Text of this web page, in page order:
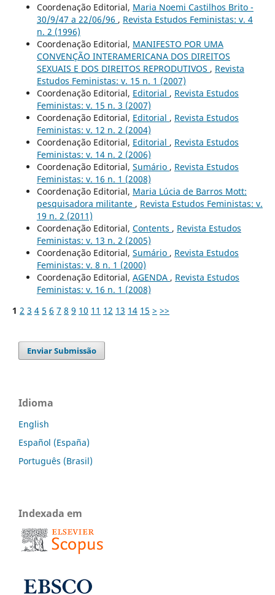
Coordenação Editorial, Maria Noemi Castilhos Brito -
30/9/47 a 22/06/96 , Revista Estudos Feministas: v. 4
n. 2 (1996)
Coordenação Editorial, MANIFESTO POR UMA
CONVENÇÃO INTERAMERICANA DOS DIREITOS
SEXUAIS E DOS DIREITOS REPRODUTIVOS , Revista
Estudos Feministas: v. 15 n. 1 (2007)
Coordenação Editorial, Editorial , Revista Estudos
Feministas: v. 15 n. 3 (2007)
Coordenação Editorial, Editorial , Revista Estudos
Feministas: v. 12 n. 2 (2004)
Coordenação Editorial, Editorial , Revista Estudos
Feministas: v. 14 n. 2 (2006)
Coordenação Editorial, Sumário , Revista Estudos
Feministas: v. 16 n. 1 (2008)
Coordenação Editorial, Maria Lúcia de Barros Mott:
pesquisadora militante , Revista Estudos Feministas: v.
19 n. 2 (2011)
Coordenação Editorial, Contents , Revista Estudos
Feministas: v. 13 n. 2 (2005)
Coordenação Editorial, Sumário , Revista Estudos
Feministas: v. 8 n. 1 (2000)
Coordenação Editorial, AGENDA , Revista Estudos
Feministas: v. 16 n. 1 (2008)
1 2 3 4 5 6 7 8 9 10 11 12 13 14 15 > >>
Enviar Submissão
Idioma
English
Español (España)
Português (Brasil)
Indexada em